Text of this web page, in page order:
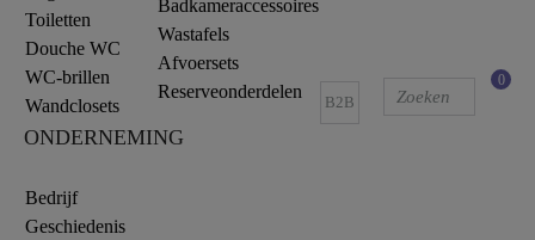
Toiletten
Douche WC
WC-brillen
Wandclosets
Badkameraccessoires
Wastafels
Afvoersets
Reserveonderdelen
ONDERNEMING
Bedrijf
Geschiedenis
B2B
0